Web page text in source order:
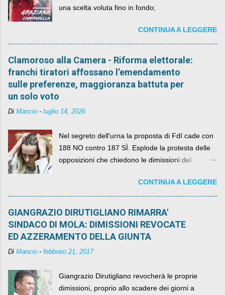
una scelta voluta fino in fondo;
CONTINUA A LEGGERE
Clamoroso alla Camera - Riforma elettorale:
franchi tiratori affossano l’emendamento
sulle preferenze, maggioranza battuta per
un solo voto
Di Mancio - luglio 14, 2026
Nel segreto dell'urna la proposta di FdI cade con
188 NO contro 187 SÌ. Esplode la protesta delle
opposizioni che chiedono le dimissioni del
CONTINUA A LEGGERE
GIANGRAZIO DIRUTIGLIANO RIMARRA'
SINDACO DI MOLA: DIMISSIONI REVOCATE
ED AZZERAMENTO DELLA GIUNTA
Di Mancio - febbraio 21, 2017
Giangrazio Dirutigliano revocherà le proprie
dimissioni, proprio allo scadere dei giorni a